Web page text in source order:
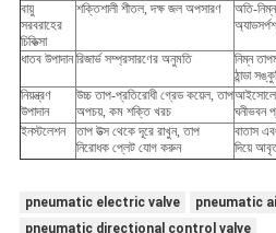
বায়ু
সরবরাহের
চিকিত্সা
শক্তিশালী শীতল, দক্ষ জল অপসারণ
অতি-
ধাতব উপাদান রিজার্ভ সম্প্রসারণের অনুমতি
নিম্ন
ঠান্ডা
নিয়ন্ত্রণ
উপাদান
উচ্চ তাপ-প্রতিরোধী গ্রেড কয়েল, তাপ
অপচয়, কম শক্তি খরচ
ঘনীভবন
ইনস্টলেশন
তাপ উত্স থেকে দূরে রাখুন, তাপ
নিরোধক প্লেট যোগ করুন
বাতাস
দিয়ে
pneumatic electric valve
pneumatic
pneumatic directional control valve